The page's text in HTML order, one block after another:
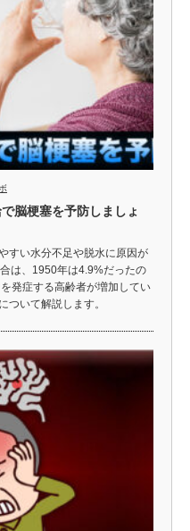
脳梗塞を予防しましょ
すい水分不足や脱水に原因が
は、1950年は4.9%だったの
発症する高齢者が増加してい
ついて解説します。